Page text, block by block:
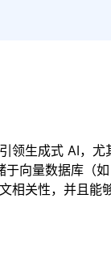
领生成式 AI，尤
于向量数据库（如
相关性，并且能